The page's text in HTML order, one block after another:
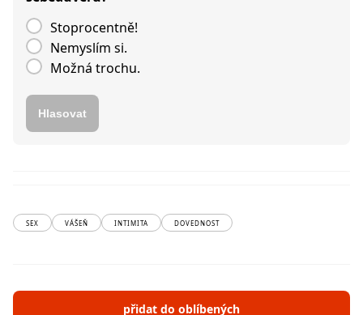
Stoprocentně!
Nemyslím si.
Možná trochu.
Hlasovat
SEX VÁŠEŇ INTIMITA DOVEDNOST
přidat do oblíbených